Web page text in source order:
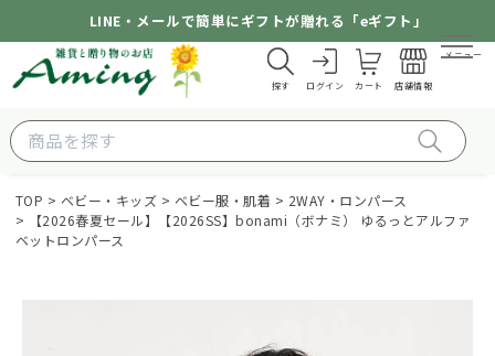
LINE・メールで簡単にギフトが贈れる「eギフト」
探す ログイン カート 店舗情報
メニュー
TOP ベビー・キッズ ベビー服・肌着
2WAY・ロンパース
【2026春夏セール】【2026SS】bonami（ボナミ） ゆるっとアルファ
ベットロンパース